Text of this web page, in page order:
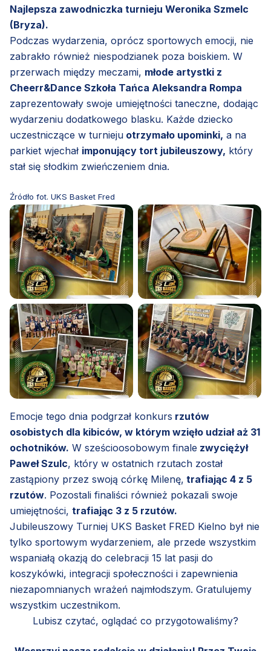
Najlepsza zawodniczka turnieju Weronika Szmelc
(Bryza).
Podczas wydarzenia, oprócz sportowych emocji, nie
zabrakło również niespodzianek poza boiskiem. W
przerwach między meczami, młode artystki z
Cheerr&Dance Szkoła Tańca Aleksandra Rompa
zaprezentowały swoje umiejętności taneczne, dodając
wydarzeniu dodatkowego blasku. Każde dziecko
uczestniczące w turnieju otrzymało upominki, a na
parkiet wjechał imponujący tort jubileuszowy, który
stał się słodkim zwieńczeniem dnia.
Źródło fot. UKS Basket Fred
Emocje tego dnia podgrzał konkurs rzutów
osobistych dla kibiców, w którym wzięło udział aż 31
ochotników. W sześcioosobowym finale zwyciężył
Paweł Szulc, który w ostatnich rzutach został
zastąpiony przez swoją córkę Milenę, trafiając 4 z 5
rzutów. Pozostali finaliści również pokazali swoje
umiejętności, trafiając 3 z 5 rzutów.
Jubileuszowy Turniej UKS Basket FRED Kielno był nie
tylko sportowym wydarzeniem, ale przede wszystkim
wspaniałą okazją do celebracji 15 lat pasji do
koszykówki, integracji społeczności i zapewnienia
niezapomnianych wrażeń najmłodszym. Gratulujemy
wszystkim uczestnikom.
Lubisz czytać, oglądać co przygotowaliśmy?